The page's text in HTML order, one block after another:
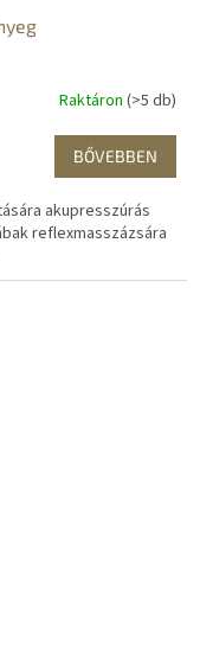
Raktáron (>5 db)
BŐVEBBEN
akupresszúrás
reflexmasszázsára